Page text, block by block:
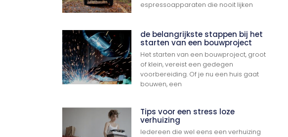
espressoapparaten die nooit lijken
de belangrijkste stappen bij het
starten van een bouwproject
Het starten van een bouwproject, groot
of klein, vereist een gedegen
voorbereiding. Of je nu een huis gaat
bouwen, een
Tips voor een stress loze
verhuizing
Iedereen die wel eens een verhuizing